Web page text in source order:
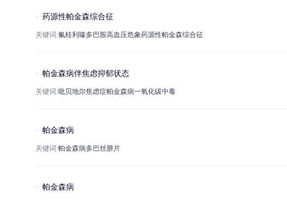
药源性帕金森综合征
关键词:氟桂利嗪多巴胺高血压危象药源性帕金森综合征
帕金森病伴焦虑抑郁状态
关键词:吡贝地尔焦虑症帕金森病一氧化碳中毒
帕金森病
关键词:帕金森病多巴丝肼片
帕金森病